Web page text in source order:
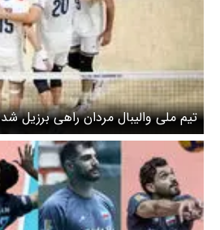
تیم ملی والیبال مردان راهی برزیل شد